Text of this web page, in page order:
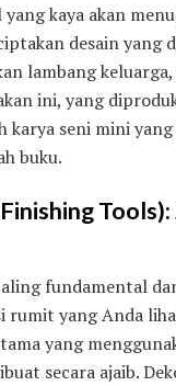
kaya akan
desain yang
lambang
ini, yang
karya seni mini
buku.
fundamental
rumit yang Anda
yang
secara ajaib.